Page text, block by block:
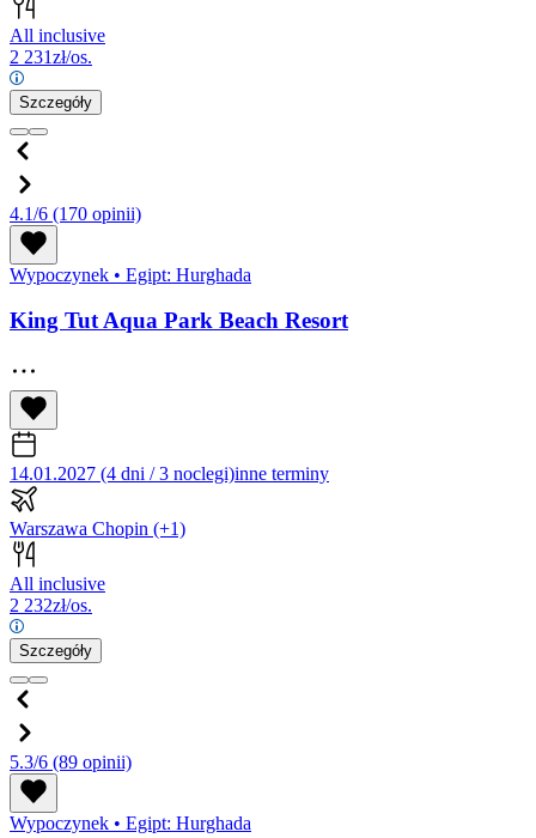
All inclusive
2 231zł/os.
Szczegóły
4.1/6 (170 opinii)
Wypoczynek • Egipt: Hurghada
King Tut Aqua Park Beach Resort
14.01.2027 (4 dni / 3 noclegi)inne terminy
Warszawa Chopin (+1)
All inclusive
2 232zł/os.
Szczegóły
5.3/6 (89 opinii)
Wypoczynek • Egipt: Hurghada